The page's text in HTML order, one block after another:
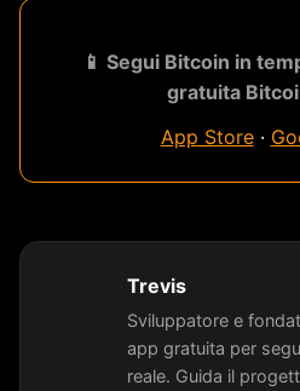
📱 Segui Bitcoin in
gratuita
App Store·
Trevis
Sviluppatore e
app gratuita per
reale. Guida il